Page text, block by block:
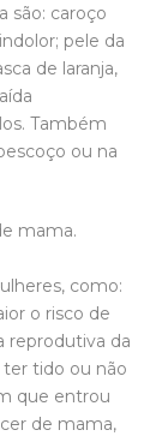
são: caroço
pele da
de laranja,
Também
ou na
mama.
como:
o risco de
reprodutiva da
tido ou não
que entrou
de mama,